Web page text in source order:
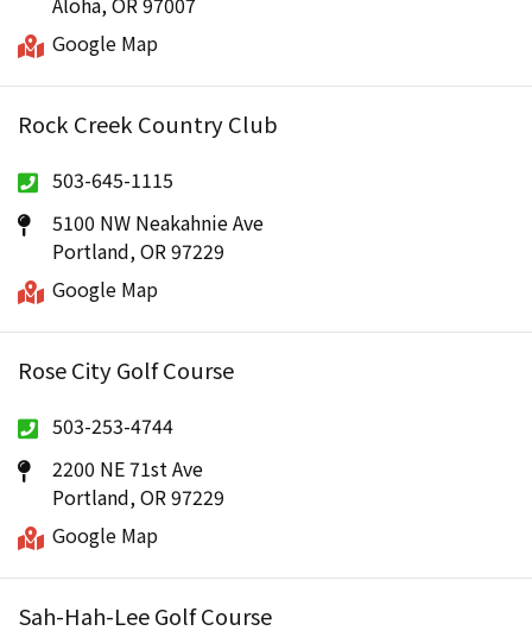
Google Map
Rock Creek Country Club
503-645-1115
5100 NW Neakahnie Ave
Portland, OR 97229
Google Map
Rose City Golf Course
503-253-4744
2200 NE 71st Ave
Portland, OR 97229
Google Map
Sah-Hah-Lee Golf Course